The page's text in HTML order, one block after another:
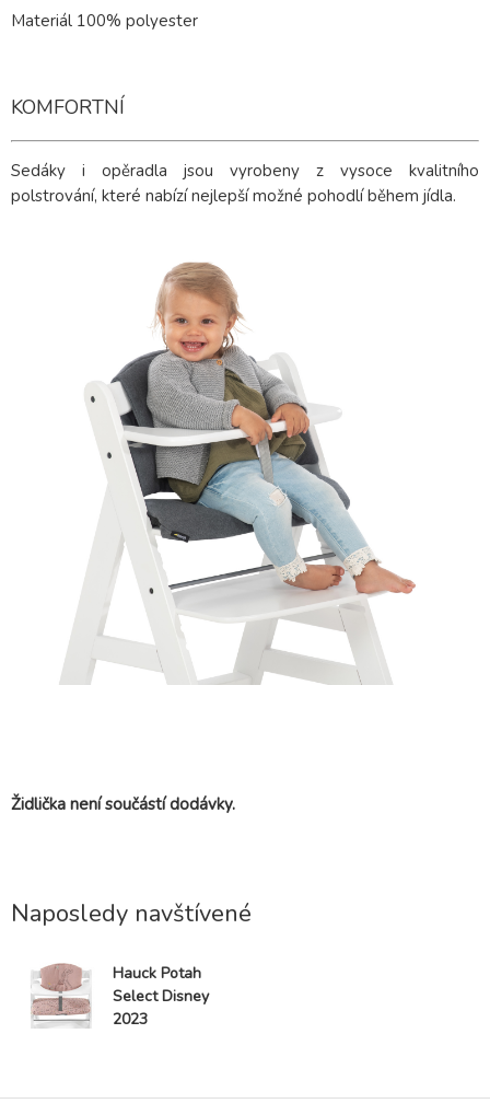
Materiál 100% polyester
KOMFORTNÍ
Sedáky i opěradla jsou vyrobeny z vysoce kvalitního
polstrování, které nabízí nejlepší možné pohodlí během jídla.
Židlička není součástí dodávky.
Naposledy navštívené
Hauck Potah
Select Disney
2023